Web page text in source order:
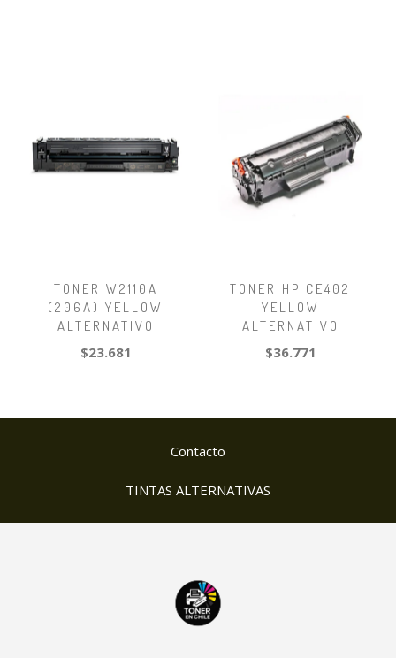
TONER W2110A
(206A) YELLOW
ALTERNATIVO
$23.681
TONER HP CE402
YELLOW
ALTERNATIVO
$36.771
Contacto
TINTAS ALTERNATIVAS